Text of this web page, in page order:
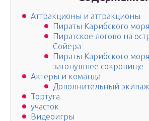
Аттракционы и аттракционы
Пираты Карибского моря
Пиратское логово на
Сойера
Пираты Карибского
затонувшее сокровище
Актеры и команда
Дополнительный экипаж
Тортуга
участок
Видеоигры